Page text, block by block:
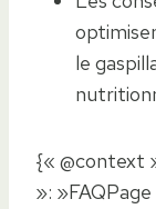
le
{« @context
»: